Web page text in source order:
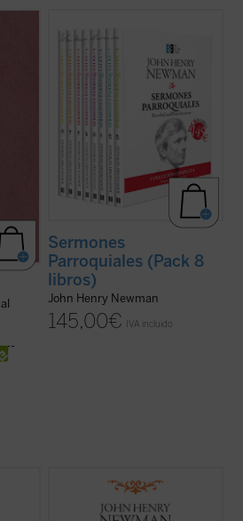
encuentran las semillas de todos los
grandes temas que el nuevo santo
desarrollará durante su vida y obra. Este
pack contiene la colección completa de 8
libros ...
(ver ficha)
Sermones
Parroquiales (Pack 8
libros)
John Henry Newman
145,00€ IVA incluido
En estos treinta y dos sermones, John
Henry Newman vuelve a poner de
manifiesto su fuerza, frescura y audacia.
Fuerza en la verdad de su mensaje, que es